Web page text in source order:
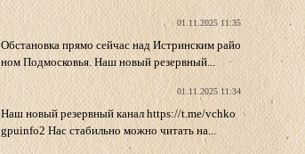
01.11.2025 11:35
Обстановка прямо сейчас над Истринским райо
ном Подмосковья. Наш новый резервный...
01.11.2025 11:34
Наш новый резервный канал https://t.me/vchko
gpuinfo2 Нас стабильно можно читать на...